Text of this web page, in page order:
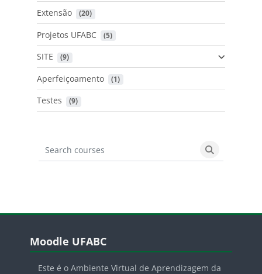
Extensão (20)
Projetos UFABC (5)
SITE (9)
Aperfeiçoamento (1)
Testes (9)
Search courses
Search
Blocos
Moodle UFABC
Este é o Ambiente Virtual de Aprendizagem da